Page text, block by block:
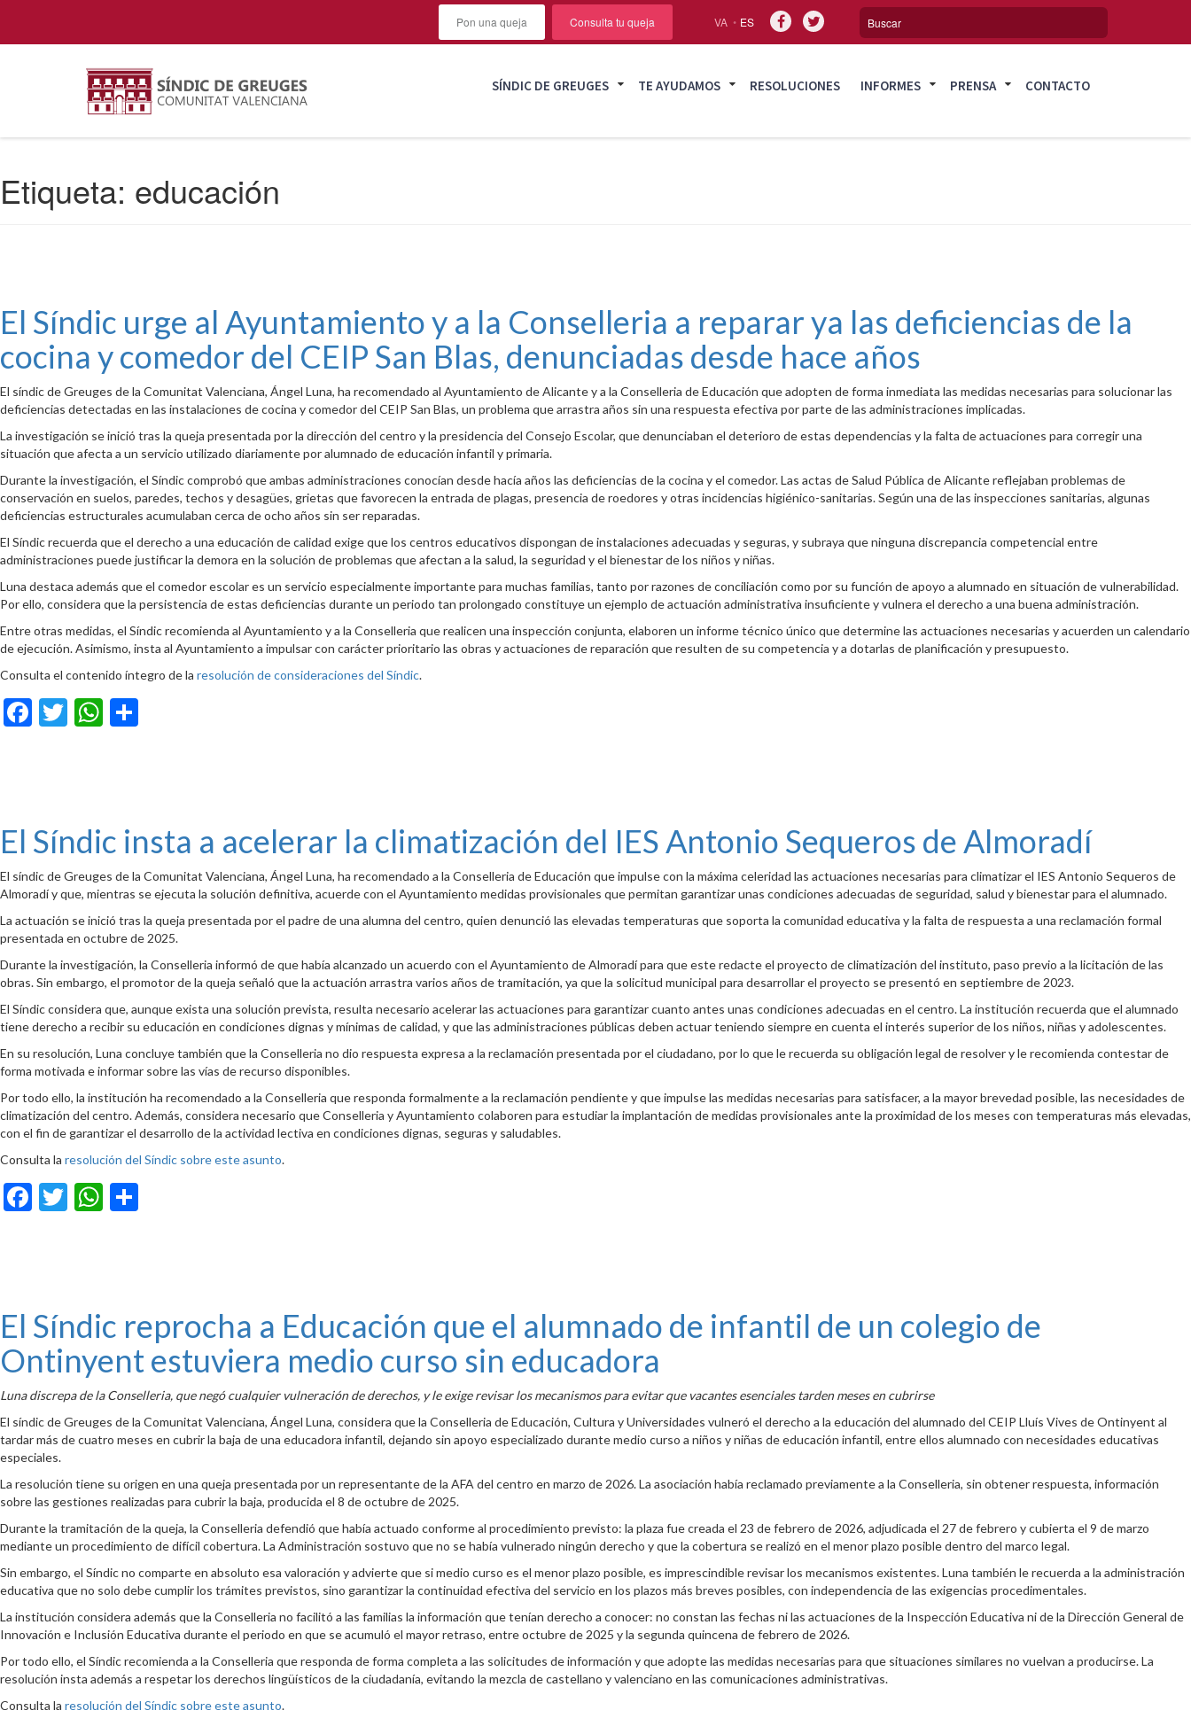
VA ES
Pon una queja Consulta tu queja
SÍNDIC DE GREUGES TE AYUDAMOS RESOLUCIONES INFORMES PRENSA CONTACTO
Etiqueta: educación
El Síndic urge al Ayuntamiento y a la Conselleria a reparar ya las deficiencias de la
cocina y comedor del CEIP San Blas, denunciadas desde hace años
El síndic de Greuges de la Comunitat Valenciana, Ángel Luna, ha recomendado al Ayuntamiento de Alicante y a la Conselleria de Educación que adopten de forma inmediata las medidas necesarias para solucionar las
deficiencias detectadas en las instalaciones de cocina y comedor del CEIP San Blas, un problema que arrastra años sin una respuesta efectiva por parte de las administraciones implicadas.
La investigación se inició tras la queja presentada por la dirección del centro y la presidencia del Consejo Escolar, que denunciaban el deterioro de estas dependencias y la falta de actuaciones para corregir una
situación que afecta a un servicio utilizado diariamente por alumnado de educación infantil y primaria.
Durante la investigación, el Síndic comprobó que ambas administraciones conocían desde hacía años las deficiencias de la cocina y el comedor. Las actas de Salud Pública de Alicante reflejaban problemas de
conservación en suelos, paredes, techos y desagües, grietas que favorecen la entrada de plagas, presencia de roedores y otras incidencias higiénico-sanitarias. Según una de las inspecciones sanitarias, algunas
deficiencias estructurales acumulaban cerca de ocho años sin ser reparadas.
El Síndic recuerda que el derecho a una educación de calidad exige que los centros educativos dispongan de instalaciones adecuadas y seguras, y subraya que ninguna discrepancia competencial entre
administraciones puede justificar la demora en la solución de problemas que afectan a la salud, la seguridad y el bienestar de los niños y niñas.
Luna destaca además que el comedor escolar es un servicio especialmente importante para muchas familias, tanto por razones de conciliación como por su función de apoyo a alumnado en situación de vulnerabilidad.
Por ello, considera que la persistencia de estas deficiencias durante un periodo tan prolongado constituye un ejemplo de actuación administrativa insuficiente y vulnera el derecho a una buena administración.
Entre otras medidas, el Síndic recomienda al Ayuntamiento y a la Conselleria que realicen una inspección conjunta, elaboren un informe técnico único que determine las actuaciones necesarias y acuerden un calendario
de ejecución. Asimismo, insta al Ayuntamiento a impulsar con carácter prioritario las obras y actuaciones de reparación que resulten de su competencia y a dotarlas de planificación y presupuesto.
Consulta el contenido íntegro de la resolución de consideraciones del Síndic.
Facebook
TwitterWhatsApp
El Síndic insta a acelerar la climatización del IES Antonio Sequeros de Almoradí
El síndic de Greuges de la Comunitat Valenciana, Ángel Luna, ha recomendado a la Conselleria de Educación que impulse con la máxima celeridad las actuaciones necesarias para climatizar el IES Antonio Sequeros de
Almoradí y que, mientras se ejecuta la solución definitiva, acuerde con el Ayuntamiento medidas provisionales que permitan garantizar unas condiciones adecuadas de seguridad, salud y bienestar para el alumnado.
La actuación se inició tras la queja presentada por el padre de una alumna del centro, quien denunció las elevadas temperaturas que soporta la comunidad educativa y la falta de respuesta a una reclamación formal
presentada en octubre de 2025.
Durante la investigación, la Conselleria informó de que había alcanzado un acuerdo con el Ayuntamiento de Almoradí para que este redacte el proyecto de climatización del instituto, paso previo a la licitación de las
obras. Sin embargo, el promotor de la queja señaló que la actuación arrastra varios años de tramitación, ya que la solicitud municipal para desarrollar el proyecto se presentó en septiembre de 2023.
El Síndic considera que, aunque exista una solución prevista, resulta necesario acelerar las actuaciones para garantizar cuanto antes unas condiciones adecuadas en el centro. La institución recuerda que el alumnado
tiene derecho a recibir su educación en condiciones dignas y mínimas de calidad, y que las administraciones públicas deben actuar teniendo siempre en cuenta el interés superior de los niños, niñas y adolescentes.
En su resolución, Luna concluye también que la Conselleria no dio respuesta expresa a la reclamación presentada por el ciudadano, por lo que le recuerda su obligación legal de resolver y le recomienda contestar de
forma motivada e informar sobre las vías de recurso disponibles.
Por todo ello, la institución ha recomendado a la Conselleria que responda formalmente a la reclamación pendiente y que impulse las medidas necesarias para satisfacer, a la mayor brevedad posible, las necesidades de
climatización del centro. Además, considera necesario que Conselleria y Ayuntamiento colaboren para estudiar la implantación de medidas provisionales ante la proximidad de los meses con temperaturas más elevadas,
con el fin de garantizar el desarrollo de la actividad lectiva en condiciones dignas, seguras y saludables.
Consulta la resolución del Síndic sobre este asunto.
Facebook
TwitterWhatsApp
El Síndic reprocha a Educación que el alumnado de infantil de un colegio de
Ontinyent estuviera medio curso sin educadora
Luna discrepa de la Conselleria, que negó cualquier vulneración de derechos, y le exige revisar los mecanismos para evitar que vacantes esenciales tarden meses en cubrirse
El síndic de Greuges de la Comunitat Valenciana, Ángel Luna, considera que la Conselleria de Educación, Cultura y Universidades vulneró el derecho a la educación del alumnado del CEIP Lluís Vives de Ontinyent al
tardar más de cuatro meses en cubrir la baja de una educadora infantil, dejando sin apoyo especializado durante medio curso a niños y niñas de educación infantil, entre ellos alumnado con necesidades educativas
especiales.
La resolución tiene su origen en una queja presentada por un representante de la AFA del centro en marzo de 2026. La asociación había reclamado previamente a la Conselleria, sin obtener respuesta, información
sobre las gestiones realizadas para cubrir la baja, producida el 8 de octubre de 2025.
Durante la tramitación de la queja, la Conselleria defendió que había actuado conforme al procedimiento previsto: la plaza fue creada el 23 de febrero de 2026, adjudicada el 27 de febrero y cubierta el 9 de marzo
mediante un procedimiento de difícil cobertura. La Administración sostuvo que no se había vulnerado ningún derecho y que la cobertura se realizó en el menor plazo posible dentro del marco legal.
Sin embargo, el Síndic no comparte en absoluto esa valoración y advierte que si medio curso es el menor plazo posible, es imprescindible revisar los mecanismos existentes. Luna también le recuerda a la administración
educativa que no solo debe cumplir los trámites previstos, sino garantizar la continuidad efectiva del servicio en los plazos más breves posibles, con independencia de las exigencias procedimentales.
La institución considera además que la Conselleria no facilitó a las familias la información que tenían derecho a conocer: no constan las fechas ni las actuaciones de la Inspección Educativa ni de la Dirección General de
Innovación e Inclusión Educativa durante el periodo en que se acumuló el mayor retraso, entre octubre de 2025 y la segunda quincena de febrero de 2026.
Por todo ello, el Síndic recomienda a la Conselleria que responda de forma completa a las solicitudes de información y que adopte las medidas necesarias para que situaciones similares no vuelvan a producirse. La
resolución insta además a respetar los derechos lingüísticos de la ciudadanía, evitando la mezcla de castellano y valenciano en las comunicaciones administrativas.
Consulta la resolución del Síndic sobre este asunto.